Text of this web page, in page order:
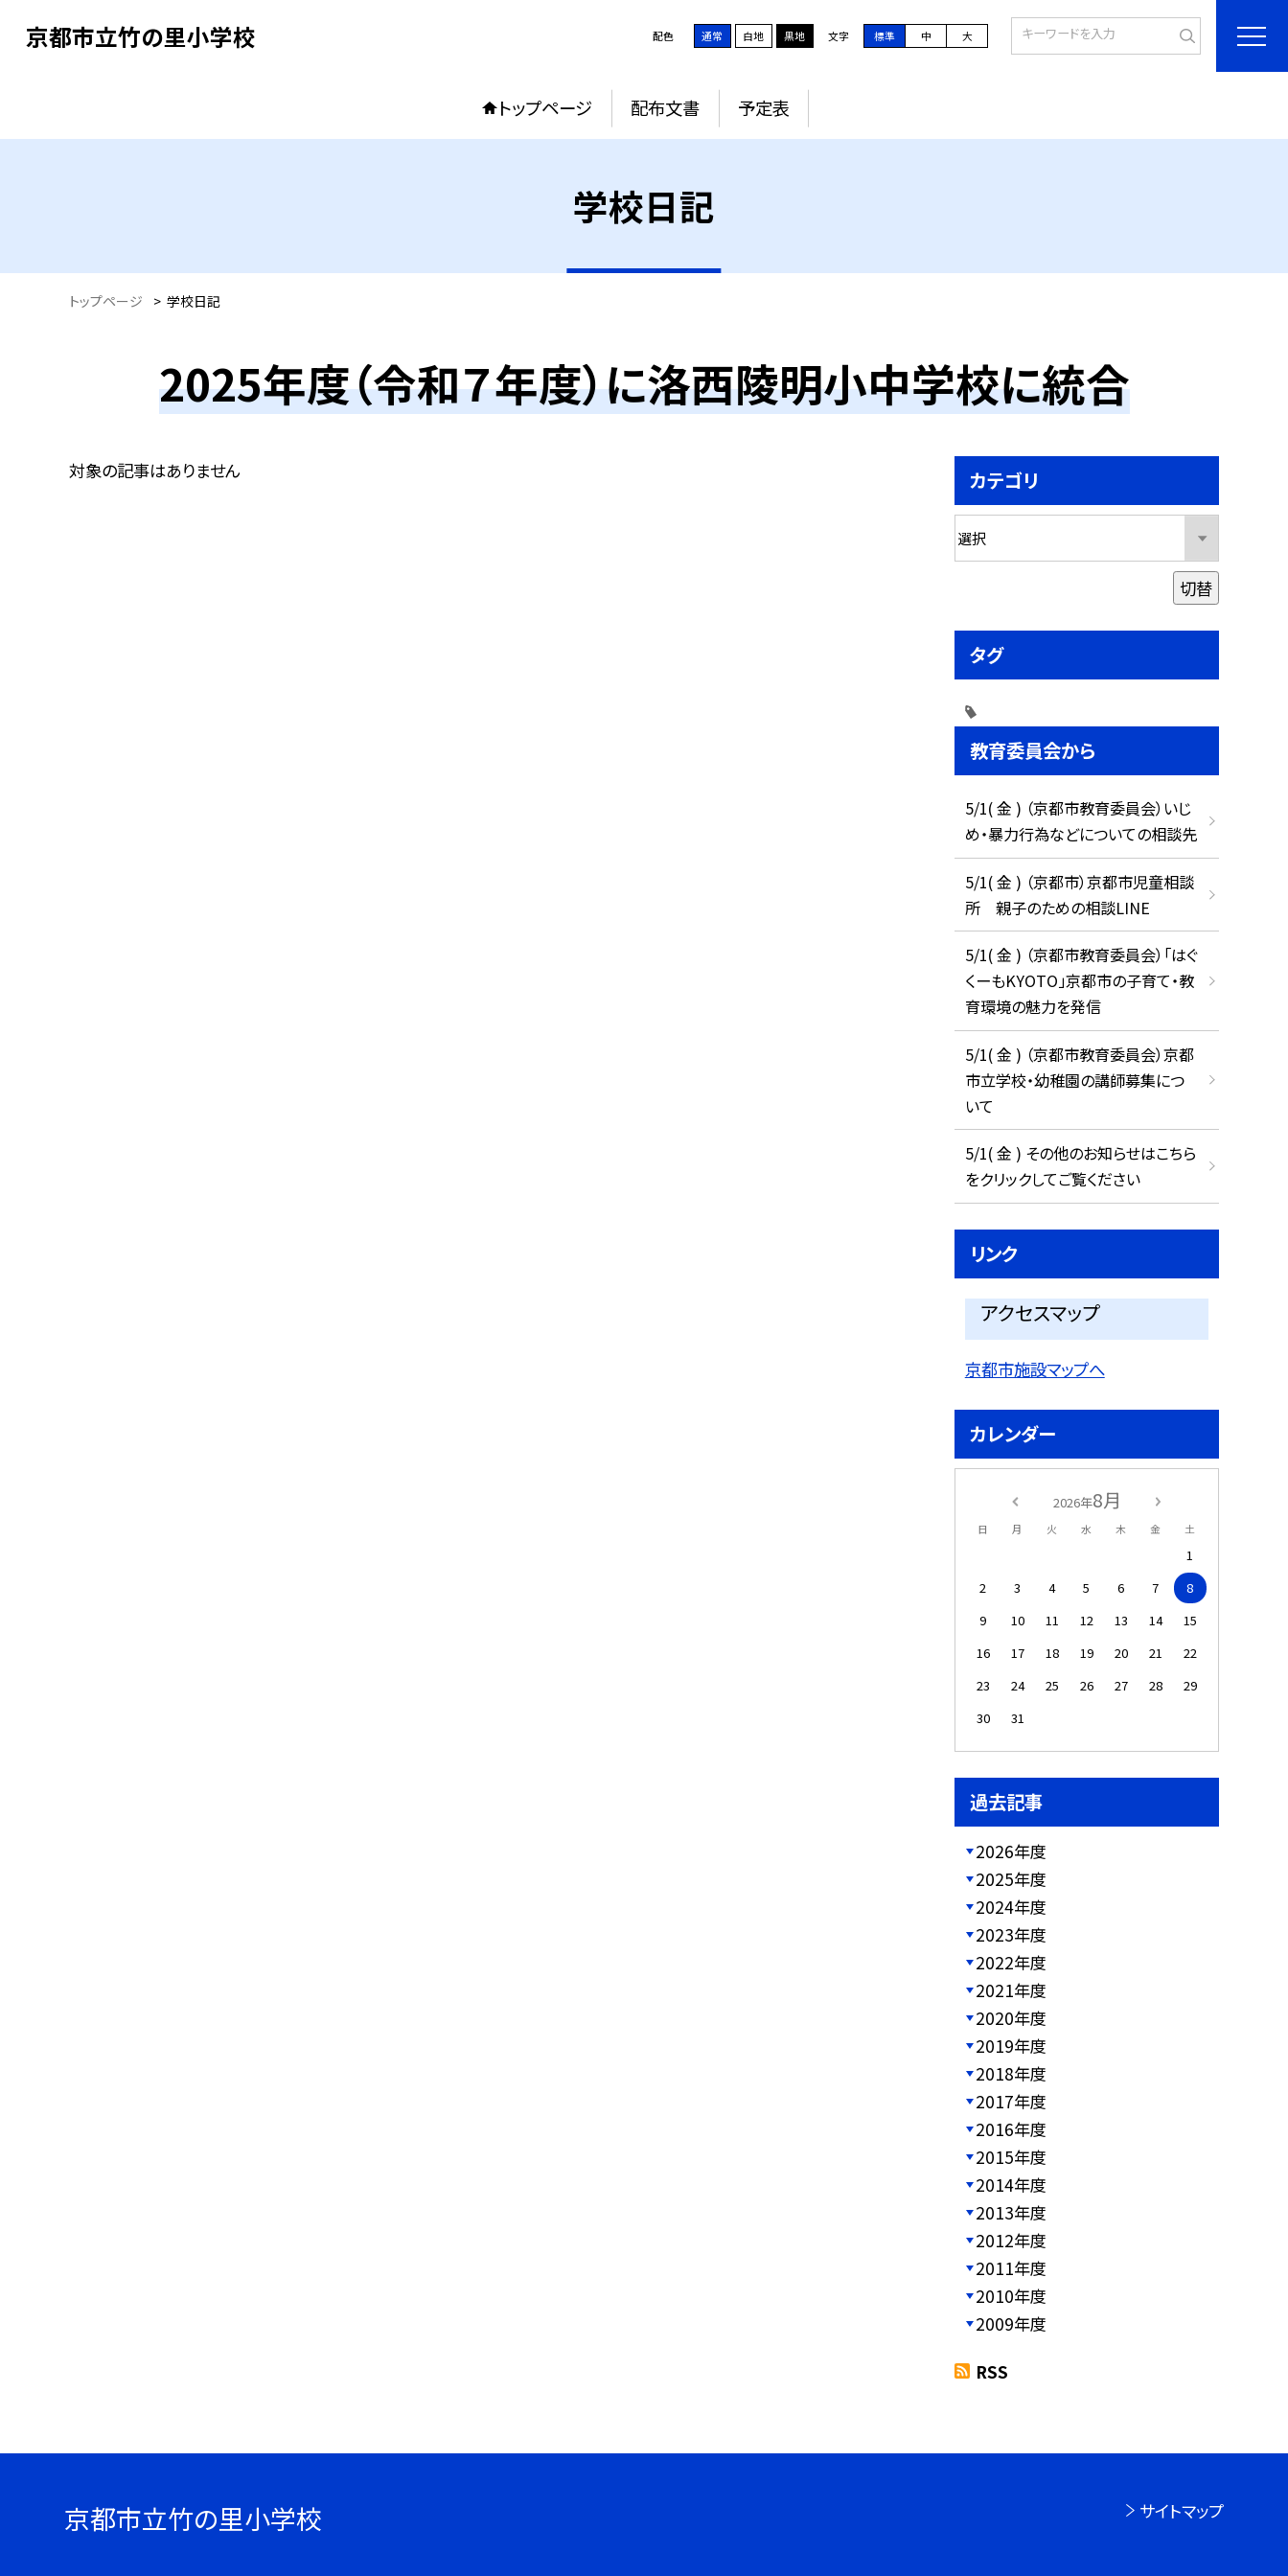
京都市立竹の里小学校 配色 通常 白地 黒地 文字 標準 中 大
トップページ 配布文書 予定表
学校日記
トップページ > 学校日記
2025年度（令和７年度）に洛西陵明小中学校に統合
対象の記事はありません カテゴリ
切替
タグ
教育委員会から
5/1( 金 ) （京都市教育委員会）いじ
め・暴力行為などについての相談先
5/1( 金 ) （京都市）京都市児童相談
所 親子のための相談LINE
5/1( 金 ) （京都市教育委員会）「はぐ
くーもKYOTO」京都市の子育て・教
育環境の魅力を発信
5/1( 金 ) （京都市教育委員会）京都
市立学校・幼稚園の講師募集につ
いて
5/1( 金 ) その他のお知らせはこちら
をクリックしてご覧ください
リンク
アクセスマップ
京都市施設マップへ
カレンダー
2026年8月
日 月 火 水 木 金 土
1
2
3 4 5 6 7
8
9
10 11 12 13 14
15
16
17 18 19 20 21
22
23
24 25 26 27 28
29
30
31
過去記事
2026年度
2025年度
2024年度
2023年度
2022年度
2021年度
2020年度
2019年度
2018年度
2017年度
2016年度
2015年度
2014年度
2013年度
2012年度
2011年度
2010年度
2009年度
RSS
京都市立竹の里小学校 サイトマップ